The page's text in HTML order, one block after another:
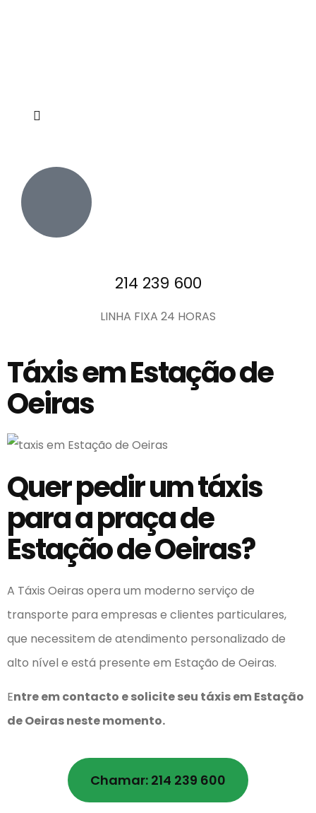
214 239 600
LINHA FIXA 24 HORAS
Táxis em Estação de
Oeiras
Quer pedir um táxis
para a praça de
Estação de Oeiras?
A Táxis Oeiras opera um moderno serviço de
transporte para empresas e clientes particulares,
que necessitem de atendimento personalizado de
alto nível e está presente em Estação de Oeiras.
Entre em contacto e solicite seu táxis em Estação
de Oeirasneste momento.
Chamar: 214 239 600